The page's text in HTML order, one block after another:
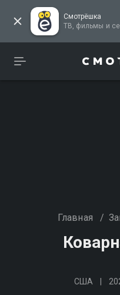
Смотрёшка
ТВ,
Главная /
США